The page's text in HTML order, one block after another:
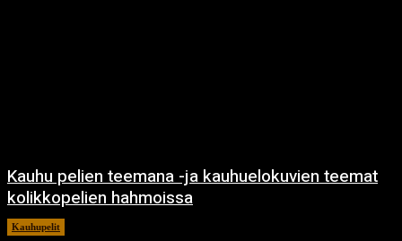
Kauhu pelien teemana -ja kauhuelokuvien teemat
kolikkopelien hahmoissa
Kauhupelit